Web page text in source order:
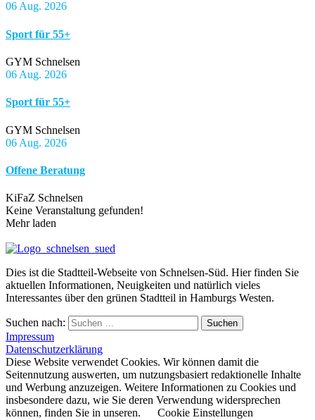
06 Aug. 2026
Sport für 55+
GYM Schnelsen
06 Aug. 2026
Sport für 55+
GYM Schnelsen
06 Aug. 2026
Offene Beratung
KiFaZ Schnelsen
Keine Veranstaltung gefunden!
Mehr laden
Dies ist die Stadtteil-Webseite von Schnelsen-Süd. Hier finden Sie
aktuellen Informationen, Neuigkeiten und natürlich vieles
Interessantes über den grünen Stadtteil in Hamburgs Westen.
Suchen nach: Suchen
Impressum
Datenschutzerklärung
Diese Website verwendet Cookies. Wir können damit die
Seitennutzung auswerten, um nutzungsbasiert redaktionelle Inhalte
und Werbung anzuzeigen. Weitere Informationen zu Cookies und
insbesondere dazu, wie Sie deren Verwendung widersprechen
können, finden Sie in unseren.
Cookie Einstellungen